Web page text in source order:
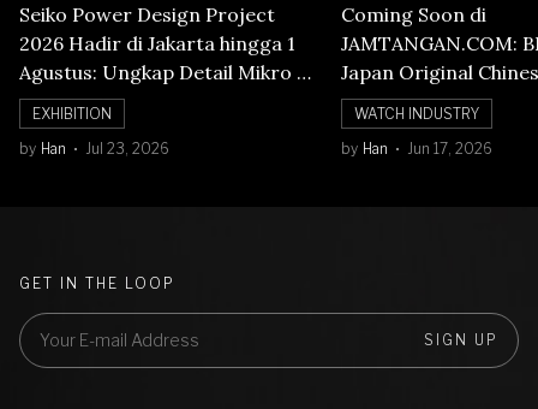
Seiko Power Design Project
2026 Hadir di Jakarta hingga 1
Agustus: Ungkap Detail Mikro di
Balik Seni Watchmaking
EXHIBITION
by Han Jul 23, 2026
Coming Soon di
JAMTANGAN.COM:
Japan Original
Numerals Watch
WATCH INDUSTRY
by Han Jun 17, 2026
GET IN THE LOOP
SIGN UP